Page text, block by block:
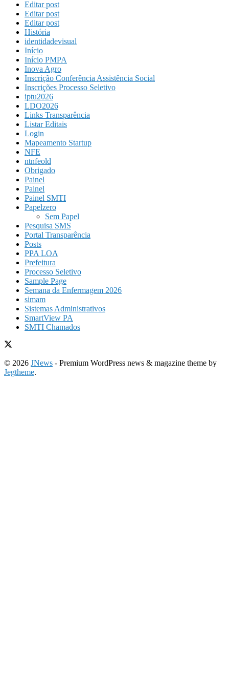
Editar post
Editar post
Editar post
História
identidadevisual
Início
Início PMPA
Inova Agro
Inscrição Conferência Assistência Social
Inscrições Processo Seletivo
iptu2026
LDO2026
Links Transparência
Listar Editais
Login
Mapeamento Startup
NFE
ntnfeold
Obrigado
Painel
Painel
Painel SMTI
Papelzero
Sem Papel
Pesquisa SMS
Portal Transparência
Posts
PPA LOA
Prefeitura
Processo Seletivo
Sample Page
Semana da Enfermagem 2026
simam
Sistemas Administrativos
SmartView PA
SMTI Chamados
© 2026 JNews - Premium WordPress news & magazine theme by
Jegtheme.